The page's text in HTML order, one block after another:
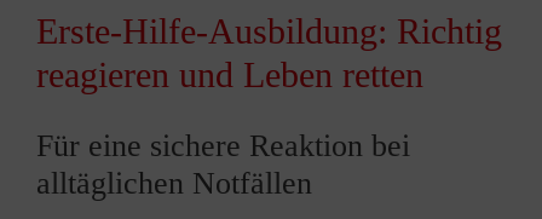
Erste-Hilfe-Ausbildung: Richtig
reagieren und Leben retten
Für eine sichere Reaktion bei
alltäglichen Notfällen